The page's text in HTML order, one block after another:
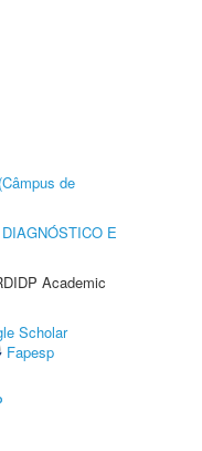
de
E
Academic
Scholar
Fapesp